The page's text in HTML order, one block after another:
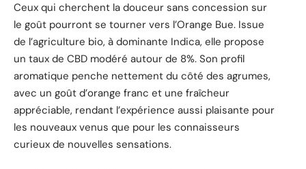
Ceux qui cherchent la douceur sans concession sur
le goût pourront se tourner vers l’Orange Bue. Issue
de l’agriculture bio, à dominante Indica, elle propose
un taux de CBD modéré autour de 8%. Son profil
aromatique penche nettement du côté des agrumes,
avec un goût d’orange franc et une fraîcheur
appréciable, rendant l’expérience aussi plaisante pour
les nouveaux venus que pour les connaisseurs
curieux de nouvelles sensations.